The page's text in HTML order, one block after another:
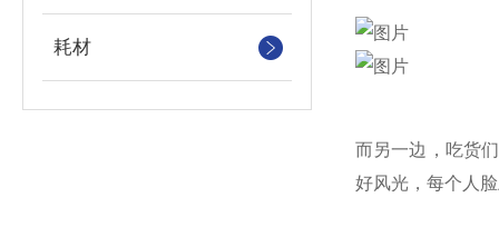
耗材
而另一边，吃货
好风光，每个人